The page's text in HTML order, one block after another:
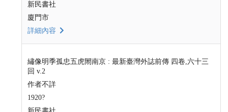
新民書社
廈門市
詳細內容
繡像明季孤忠五虎閙南京 : 最新臺灣外誌前傳 四卷,六十三
回 v.2
作者不詳
1920?